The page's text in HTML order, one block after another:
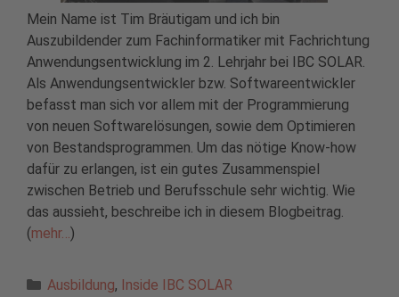
Mein Name ist Tim Bräutigam und ich bin
Auszubildender zum Fachinformatiker mit Fachrichtung
Anwendungsentwicklung im 2. Lehrjahr bei IBC SOLAR.
Als Anwendungsentwickler bzw. Softwareentwickler
befasst man sich vor allem mit der Programmierung
von neuen Softwarelösungen, sowie dem Optimieren
von Bestandsprogrammen. Um das nötige Know-how
dafür zu erlangen, ist ein gutes Zusammenspiel
zwischen Betrieb und Berufsschule sehr wichtig. Wie
das aussieht, beschreibe ich in diesem Blogbeitrag.
(mehr… )
Kategorien
Ausbildung, Inside IBC SOLAR